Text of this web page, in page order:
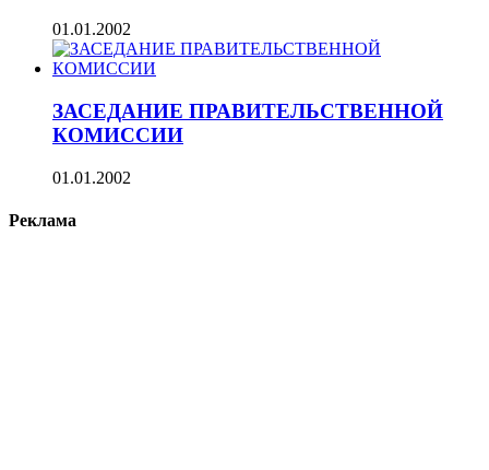
01.01.2002
ЗАСЕДАНИЕ ПРАВИТЕЛЬСТВЕННОЙ
КОМИССИИ
01.01.2002
Реклама